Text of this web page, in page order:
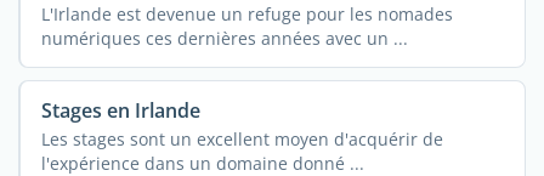
L'Irlande est devenue un refuge pour les nomades
numériques ces dernières années avec un ...
Stages en Irlande
Les stages sont un excellent moyen d'acquérir de
l'expérience dans un domaine donné ...